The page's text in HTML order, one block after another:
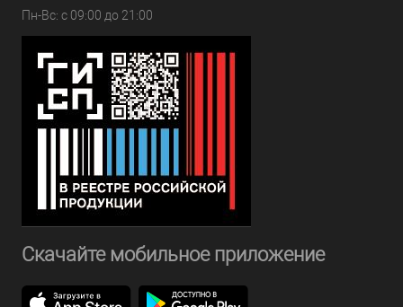
Пн-Вс: с 09:00 до 21:00
Скачайте мобильное приложение